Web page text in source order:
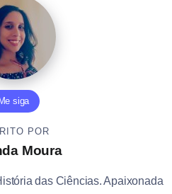
Me siga
POR
Moura
das Ciências. Apaixonada